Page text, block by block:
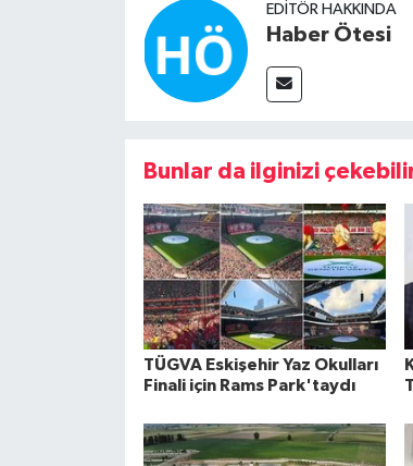
EDITÖR HAKKINDA
Haber Ötesi
Bunlar da ilginizi
TÜGVA Eskişehir Yaz Okulları
Finali için Rams Park'taydı